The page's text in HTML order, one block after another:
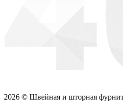
2026 © Швейная и шторная